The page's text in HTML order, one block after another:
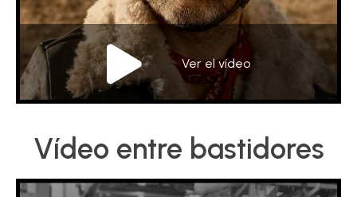
TÉCNICO
FOLLETOSVer el vídeo
Vídeo entre bastidores